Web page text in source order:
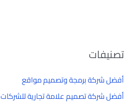
تصنيفات
أفضل شركة برمجة وتصميم مواقع
أفضل شركة تصميم علامة تجارية للشركات